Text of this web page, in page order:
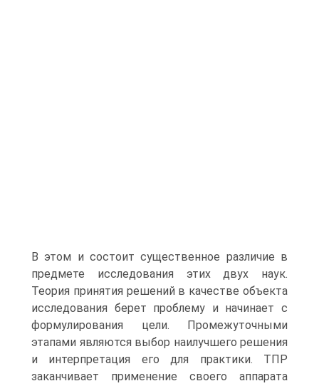
В этом и состоит существенное различие в
предмете исследования этих двух наук.
Теория принятия решений в качестве объекта
исследования берет проблему и начинает с
формулирования цели. Промежуточными
этапами являются выбор наилучшего решения
и интерпретация его для практики. ТПР
заканчивает применение своего аппарата